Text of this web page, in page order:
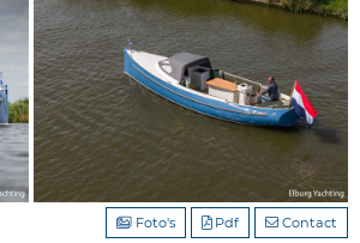
Contact
Pdf
Foto's